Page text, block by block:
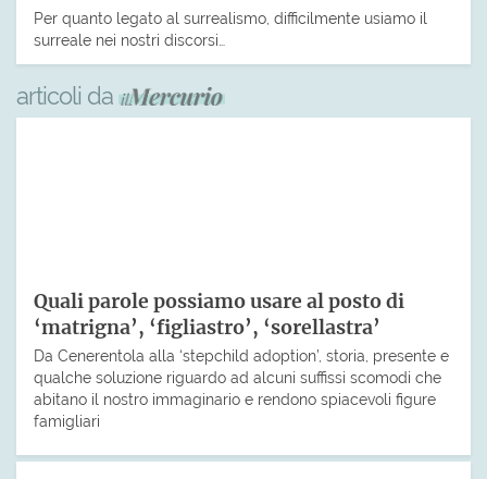
Per quanto legato al surrealismo, difficilmente usiamo il
surreale nei nostri discorsi…
articoli da
Quali parole possiamo usare al posto di
‘matrigna’, ‘figliastro’, ‘sorellastra’
Da Cenerentola alla ‘stepchild adoption’, storia, presente e
qualche soluzione riguardo ad alcuni suffissi scomodi che
abitano il nostro immaginario e rendono spiacevoli figure
famigliari